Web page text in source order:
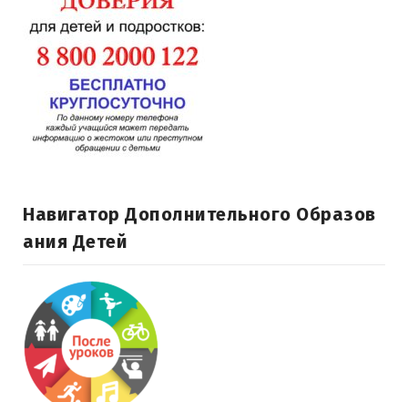
Навигатор Дополнительного Образов
Ания Детей